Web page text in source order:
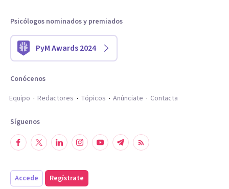
Psicólogos nominados y premiados
PyM Awards 2024
Conócenos
Equipo
Redactores Tópicos Anúnciate Contacta
Síguenos
Accede Regístrate